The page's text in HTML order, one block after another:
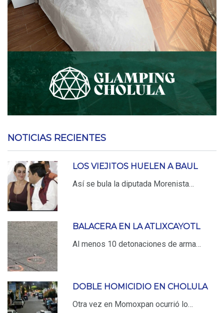
NOTICIAS RECIENTES
LOS VIEJITOS HUELEN A BAUL
Así se bula la diputada Morenista…
BALACERA EN LA ATLIXCAYOTL
Al menos 10 detonaciones de arma…
DOBLE HOMICIDIO EN CHOLULA
Otra vez en Momoxpan ocurrió lo…